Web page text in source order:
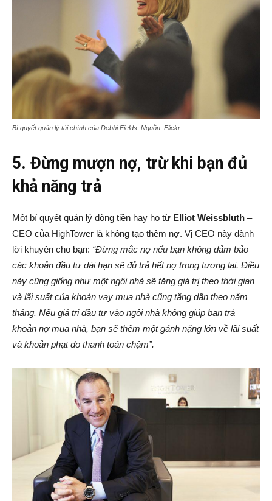
Bí quyết quản lý tài chính của Debbi Fields. Nguồn: Flickr
5. Đừng mượn nợ, trừ khi bạn đủ
khả năng trả
Một bí quyết quản lý dòng tiền hay ho từ Elliot Weissbluth –
CEO của HighTower là không tạo thêm nợ. Vị CEO này dành
lời khuyên cho bạn: “Đừng mắc nợ nếu bạn không đảm bảo
các khoản đầu tư dài hạn sẽ đủ trả hết nợ trong tương lai. Điều
này cũng giống như một ngôi nhà sẽ tăng giá trị theo thời gian
và lãi suất của khoản vay mua nhà cũng tăng dần theo năm
tháng. Nếu giá trị đầu tư vào ngôi nhà không giúp bạn trả
khoản nợ mua nhà, bạn sẽ thêm một gánh nặng lớn về lãi suất
và khoản phạt do thanh toán chậm”.